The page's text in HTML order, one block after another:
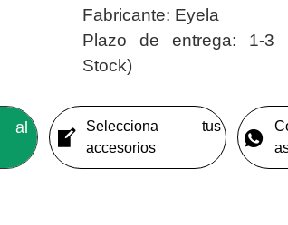
Fabricante: Eyela
Plazo de entrega: 1-3
Stock)
al
Selecciona tus
accesorios